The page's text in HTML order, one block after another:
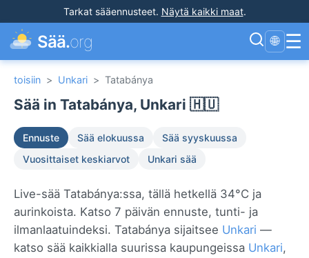
Tarkat sääennusteet. Näytä kaikki maat.
Sää.org 🌐 ☰
toisiin > Unkari > Tatabánya
Sää in Tatabánya, Unkari 🇭🇺
Ennuste Sää elokuussa
Sää syyskuussa
Vuosittaiset keskiarvot
Unkari sää
Live-sää Tatabánya:ssa, tällä hetkellä 34°C ja
aurinkoista. Katso 7 päivän ennuste, tunti- ja
ilmanlaatuindeksi. Tatabánya sijaitsee Unkari —
katso sää kaikkialla suurissa kaupungeissa Unkari,